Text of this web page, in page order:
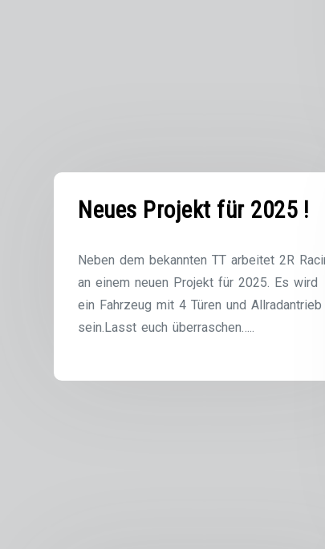
Neues Projekt für 2025 !
Neben dem bekannten TT arbeitet 2R
an einem neuen Projekt für 2025. Es wird
ein Fahrzeug mit 4 Türen und Allradantrieb
sein.Lasst euch überraschen…..